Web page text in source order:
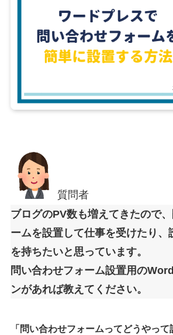
質問者
ブログのPV数も増えてきたので
ームを設置して仕事を受けたり、
を持ちたいと思っています。
問い合わせフォーム設置用の
ンがあれば教えてください。
「問い合わせフォームってどうやっ